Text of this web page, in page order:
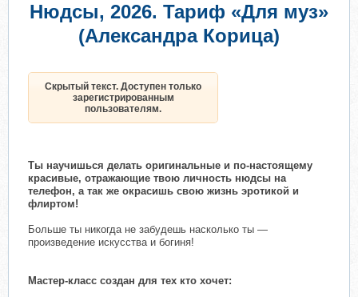
Нюдсы, 2026. Тариф «Для муз»
(Александра Корица)
Скрытый текст. Доступен только
зарегистрированным
пользователям.
Ты научишься делать оригинальные и по-настоящему
красивые, отражающие твою личность нюдсы на
телефон, а так же окрасишь свою жизнь эротикой и
флиртом!
Больше ты никогда не забудешь насколько ты —
произведение искусства и богиня!
Мастер-класс создан для тех кто хочет: